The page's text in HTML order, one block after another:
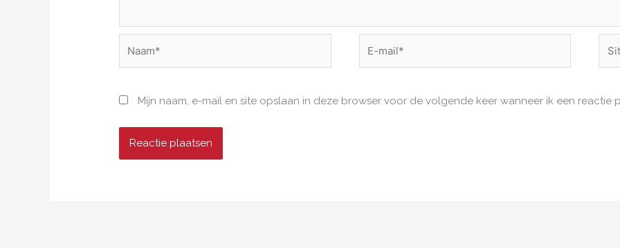
Mijn naam, e-mail en site opslaan in deze browser voor de volgende keer wanneer ik een reactie